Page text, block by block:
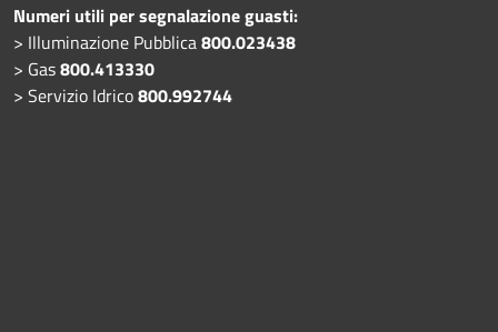
Numeri utili per segnalazione guasti:
> Illuminazione Pubblica800.023438
> Gas800.413330
> Servizio Idrico800.992744